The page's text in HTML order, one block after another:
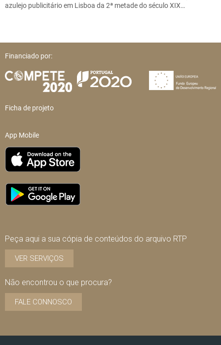
azulejo publicitário em Lisboa da 2ª metade do século XIX…
Financiado por:
Ficha de projeto
App Mobile
Peça aqui a sua cópia de conteúdos do arquivo RTP
VER SERVIÇOS
Não encontrou o que procura?
FALE CONNOSCO